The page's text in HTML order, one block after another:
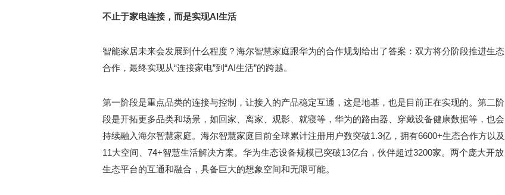
不止于家电连接，而是实现AI生活
智能家居未来会发展到什么程度？海尔智慧家庭跟华为的合作规划给出了答案：双方将分阶段推进生态
合作，最终实现从“连接家电”到“AI生活”的跨越。
第一阶段是重点品类的连接与控制，让接入的产品稳定互通，这是地基，也是目前正在实现的。第二阶
段是开拓更多品类和场景，如回家、离家、观影、就寝等，华为的路由器、穿戴设备健康数据等，也会
持续融入海尔智慧家庭。海尔智慧家庭目前全球累计注册用户数突破1.3亿，拥有6600+生态合作方以及
11大空间、74+智慧生活解决方案。华为生态设备规模已突破13亿台，伙伴超过3200家。两个庞大开放
生态平台的互通和融合，具备巨大的想象空间和无限可能。